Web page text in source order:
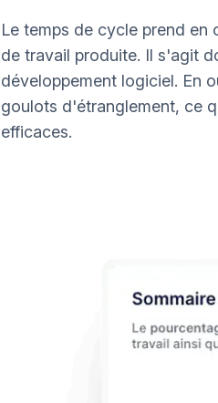
Le temps de cycle prend
de travail produite. Il s'agit
développement logiciel. En
goulots d'étranglement, ce
efficaces.